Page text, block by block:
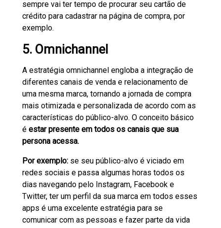
sempre vai ter tempo de procurar seu cartão de
crédito para cadastrar na página de compra, por
exemplo.
5. Omnichannel
A estratégia omnichannel engloba a integração de
diferentes canais de venda e relacionamento de
uma mesma marca, tornando a jornada de compra
mais otimizada e personalizada de acordo com as
características do público-alvo. O conceito básico
é estar presente em todos os canais que sua
persona acessa.
Por exemplo: se seu público-alvo é viciado em
redes sociais e passa algumas horas todos os
dias navegando pelo Instagram, Facebook e
Twitter, ter um perfil da sua marca em todos esses
apps é uma excelente estratégia para se
comunicar com as pessoas e fazer parte da vida